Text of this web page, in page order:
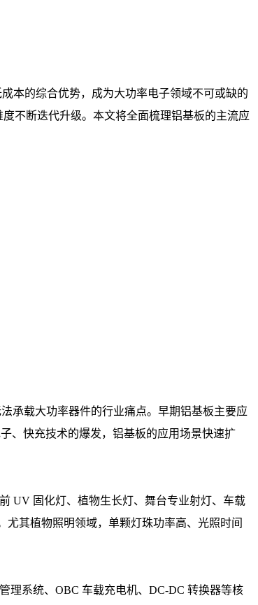
本的综合优势，成为大功率电子领域不可或缺的
不断迭代升级。本文将全面梳理铝基板的主流应
承载大功率器件的行业痛点。早期铝基板主要应
、快充技术的爆发，铝基板的应用场景快速扩
UV 固化灯、植物生长灯、舞台专业射灯、车载
其植物照明领域，单颗灯珠功率高、光照时间
理系统、OBC 车载充电机、DC-DC 转换器等核